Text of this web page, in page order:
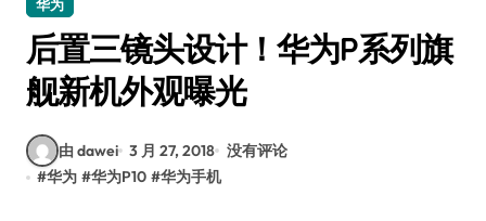
华为
后置三镜头设计！华为P系列旗
舰新机外观曝光
由 dawei 3 月 27, 2018 没有评论
#华为 #华为P10 #华为手机